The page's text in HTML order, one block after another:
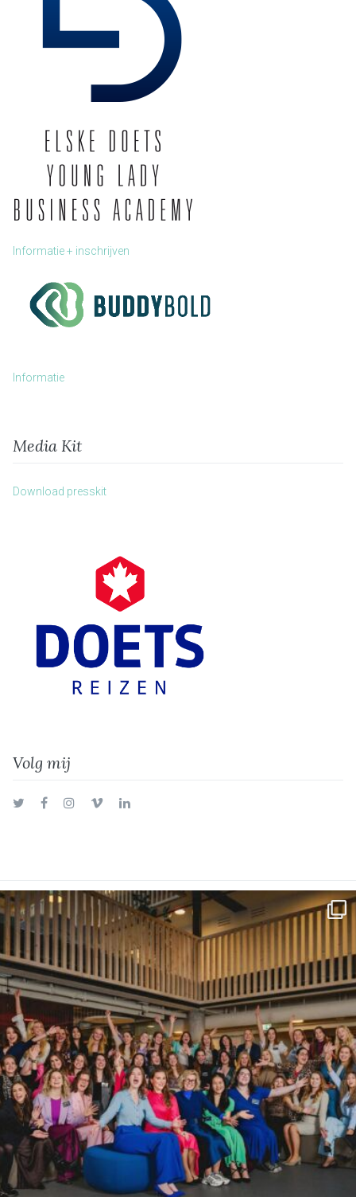
Informatie + inschrijven
Informatie
Media Kit
Download presskit
Volg mij
TwitterFacebookInstagram
VimeoLinkedIn